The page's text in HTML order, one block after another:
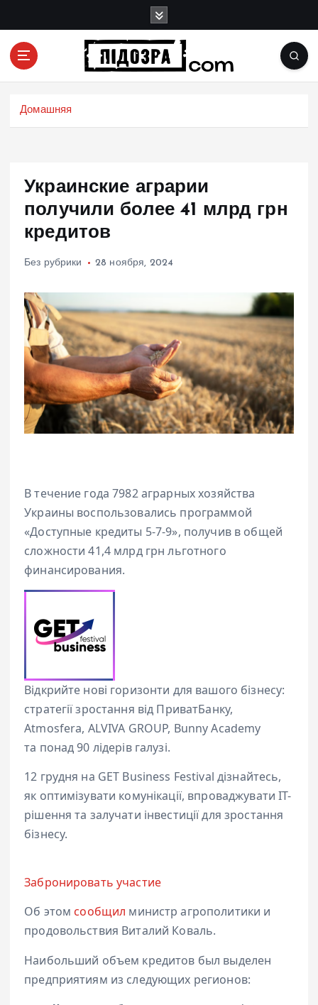
Подозрения и факты преступных действий в
Домашняя
Украинские аграрии
получили более 41 млрд грн
кредитов
Без рубрики 28 ноября, 2024
В течение года 7982 аграрных хозяйства
Украины воспользовались программой
«Доступные кредиты 5-7-9», получив в общей
сложности 41,4 млрд грн льготного
финансирования.
Відкрийте нові горизонти для вашого бізнесу:
стратегії зростання від ПриватБанку,
Atmosfera, ALVIVA GROUP, Bunny Academy
та понад 90 лідерів галузі.
12 грудня на GET Business Festival дізнайтесь,
як оптимізувати комунікації, впроваджувати ІТ-
рішення та залучати інвестиції для зростання
бізнесу.
Забронировать участие
Об этом сообщил министр агрополитики и
продовольствия Виталий Коваль.
Наибольший объем кредитов был выделен
предприятиям из следующих регионов: